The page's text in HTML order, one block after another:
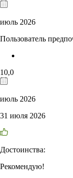
июль 2026
Пользователь
10,0
июль 2026
31 июля 2026
Достоинства:
Рекомендую!